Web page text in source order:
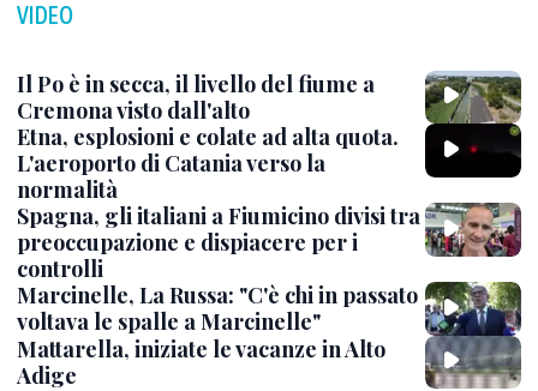
VIDEO
Il Po è in secca, il livello del fiume a
Cremona visto dall'alto
Etna, esplosioni e colate ad alta quota.
L'aeroporto di Catania verso la
normalità
Spagna, gli italiani a Fiumicino divisi tra
preoccupazione e dispiacere per i
controlli
Marcinelle, La Russa: "C'è chi in passato
voltava le spalle a Marcinelle"
Mattarella, iniziate le vacanze in Alto
Adige